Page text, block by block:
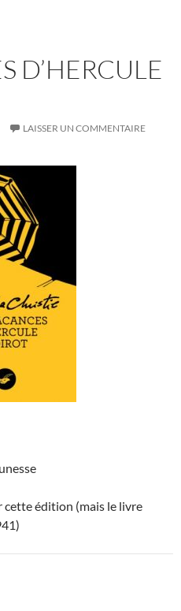
D’HERCULE
LAISSER UN COMMENTAIRE
cette édition (mais le livre